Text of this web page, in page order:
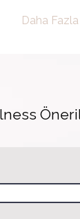
Daha